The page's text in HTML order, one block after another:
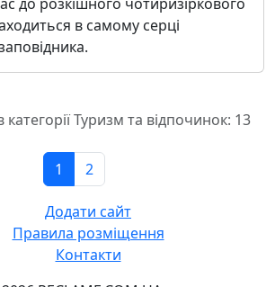
в самому серці
категорії Туризм та відпочинок: 13
1 2
Додати сайт
Правила розміщення
Контакти